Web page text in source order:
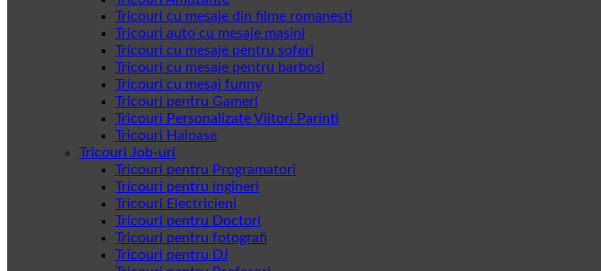
Tricouri cu mesaje din filme romanesti
Tricouri auto cu mesaje masini
Tricouri cu mesaje pentru soferi
Tricouri cu mesaje pentru barbosi
Tricouri cu mesaj funny
Tricouri pentru Gameri
Tricouri Personalizate Viitori Parinti
Tricouri Haioase
Tricouri Job-uri
Tricouri pentru Programatori
Tricouri pentru ingineri
Tricouri Electricieni
Tricouri pentru Doctori
Tricouri pentru fotografi
Tricouri pentru DJ